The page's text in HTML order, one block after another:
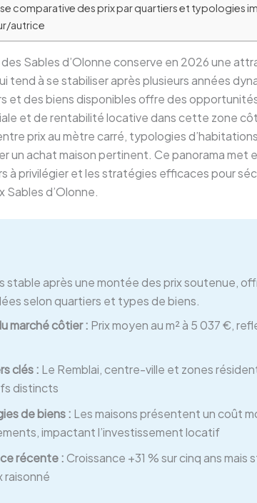
comparative des prix par quartiers et typologies
autrice
des Sables d’Olonne conserve en 2026 une
tend à se stabiliser après plusieurs années
et des biens disponibles offre des
et de rentabilité locative dans cette zone
prix au mètre carré, typologies
un achat maison pertinent. Ce panorama met
à privilégier et les stratégies efficaces pour
Sables d’Olonne.
stable après une montée des prix soutenue,
selon quartiers et types de biens.
marché côtier : Prix moyen au m² à 5 037 €,
clés : Le Remblai, centre-ville et zones
distincts
de biens : Les maisons présentent un coût
impactant l’investissement locatif
récente :Croissance +31 % sur cinq ans
raisonné